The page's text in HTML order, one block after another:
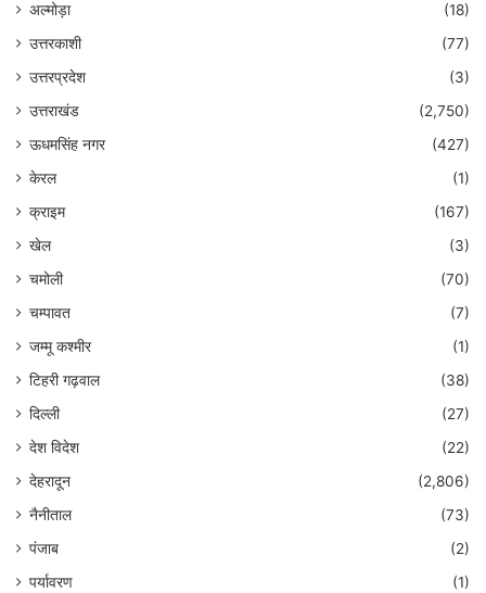
अल्मोड़ा
(18)
उत्तरकाशी
(77)
उत्तरप्रदेश
(3)
उत्तराखंड
(2,750)
ऊधमसिंह नगर
(427)
केरल
(1)
क्राइम
(167)
खेल
(3)
चमोली
(70)
चम्पावत
(7)
जम्मू कश्मीर
(1)
टिहरी गढ़वाल
(38)
दिल्ली
(27)
देश विदेश
(22)
देहरादून
(2,806)
नैनीताल
(73)
पंजाब
(2)
पर्यावरण
(1)